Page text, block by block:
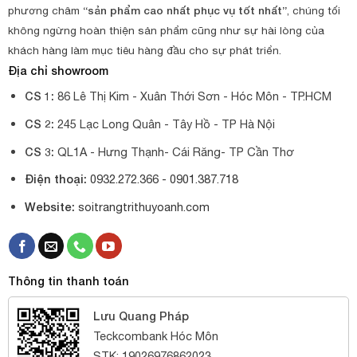
phương châm “sản phẩm cao nhất phục vụ tốt nhất”, chúng tối
không ngừng hoàn thiện sản phẩm cũng như sự hài lòng của
khách hàng làm mục tiêu hàng đầu cho sự phát triển.
Địa chỉ showroom
CS 1: 86 Lê Thị Kim - Xuân Thới Sơn - Hóc Môn - TP.HCM
CS 2: 245 Lạc Long Quân - Tây Hồ - TP Hà Nội
CS 3: QL1A - Hưng Thạnh- Cái Răng- TP Cần Thơ
Điện thoại: 0932.272.366 - 0901.387.718
Website: soitrangtrithuyoanh.com
Thông tin thanh toán
Lưu Quang Pháp
Teckcombank Hóc Môn